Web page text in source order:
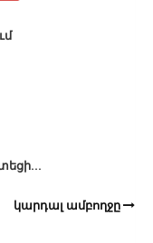
կարդալ ամբողջը